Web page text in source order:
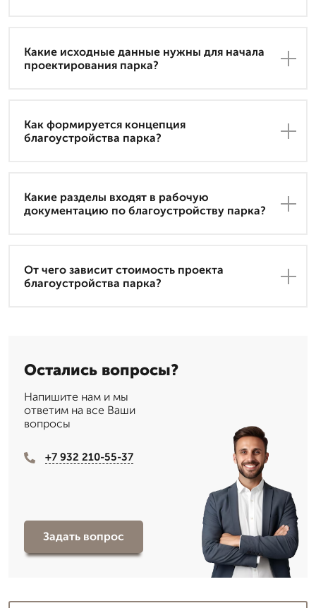
Какие исходные данные нужны для начала
проектирования парка?
Как формируется концепция
благоустройства парка?
Какие разделы входят в рабочую
документацию по благоустройству парка?
От чего зависит стоимость проекта
благоустройства парка?
Остались вопросы?
Напишите нам и мы
ответим на все Ваши
вопросы
+7 932 210-55-37
Задать вопрос